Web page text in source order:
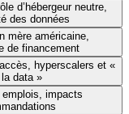
d’hébergeur neutre,
des données
mère américaine,
de financement
hyperscalers et «
data »
impacts